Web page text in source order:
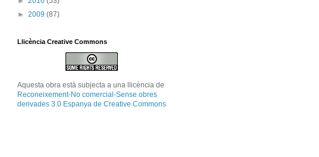
► 2009 (87)
Llicència Creative Commons
Aquesta obra està subjecta a una llicència de
Reconeixement-No comercial-Sense obres
derivades 3.0 Espanya de Creative Commons